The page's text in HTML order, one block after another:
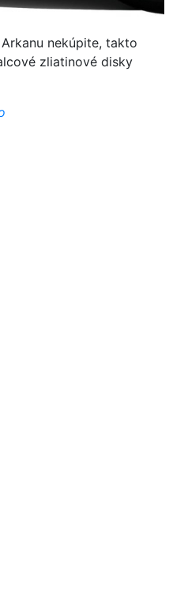
nekúpite, takto
zliatinové disky